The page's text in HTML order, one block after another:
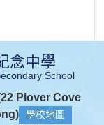
念中學
School
Plover Cove
學校地圖